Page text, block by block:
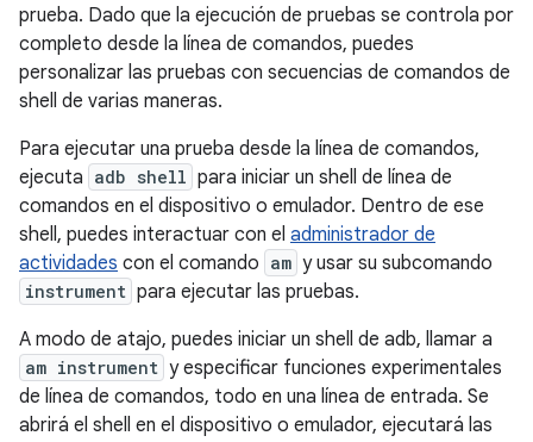
prueba. Dado que la ejecución de pruebas se controla por
completo desde la línea de comandos, puedes
personalizar las pruebas con secuencias de comandos de
shell de varias maneras.
Para ejecutar una prueba desde la línea de comandos,
ejecuta adb shell para iniciar un shell de línea de
comandos en el dispositivo o emulador. Dentro de ese
shell, puedes interactuar con el administrador de
actividades con el comando am y usar su subcomando
instrument para ejecutar las pruebas.
A modo de atajo, puedes iniciar un shell de adb, llamar a
am instrument y especificar funciones experimentales
de línea de comandos, todo en una línea de entrada. Se
abrirá el shell en el dispositivo o emulador, ejecutará las